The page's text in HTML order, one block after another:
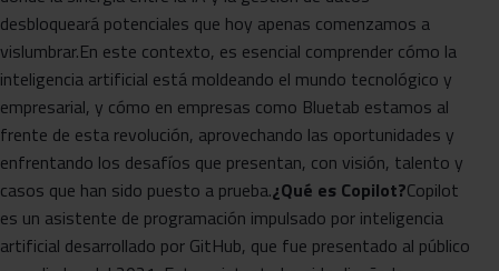
desbloqueará potenciales que hoy apenas comenzamos a
vislumbrar.En este contexto, es esencial comprender cómo la
inteligencia artificial está moldeando el mundo tecnológico y
empresarial, y cómo en empresas como Bluetab estamos al
frente de esta revolución, aprovechando las oportunidades y
enfrentando los desafíos que presentan, con visión, talento y
casos que han sido puesto a prueba.¿Qué es Copilot?Copilot
es un asistente de programación impulsado por inteligencia
artificial desarrollado por GitHub, que fue presentado al público